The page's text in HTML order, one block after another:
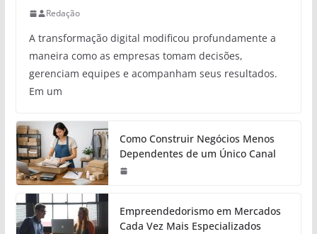
Redação
A transformação digital modificou profundamente a
maneira como as empresas tomam decisões,
gerenciam equipes e acompanham seus resultados.
Em um
Como Construir Negócios Menos
Dependentes de um Único Canal
Empreendedorismo em Mercados
Cada Vez Mais Especializados